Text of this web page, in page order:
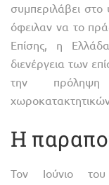
συμπεριλάβει στο
όφειλαν να το
Επίσης, η
διενέργεια των
την πρόληψη
Η
Τον Ιούνιο